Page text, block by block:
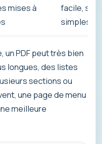
mises à
facile,
simples à
un PDF peut très bien
longues, des listes
sections ou
une page de menu
meilleure